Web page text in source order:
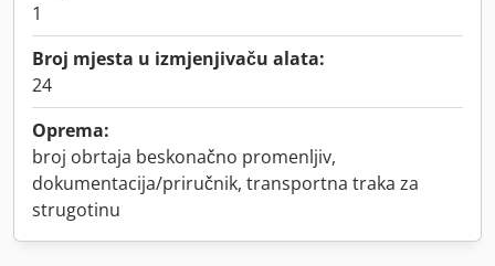
1
Broj mjesta u izmjenjivaču alata:
24
Oprema:
broj obrtaja beskonačno promenljiv,
dokumentacija/priručnik, transportna traka za
strugotinu